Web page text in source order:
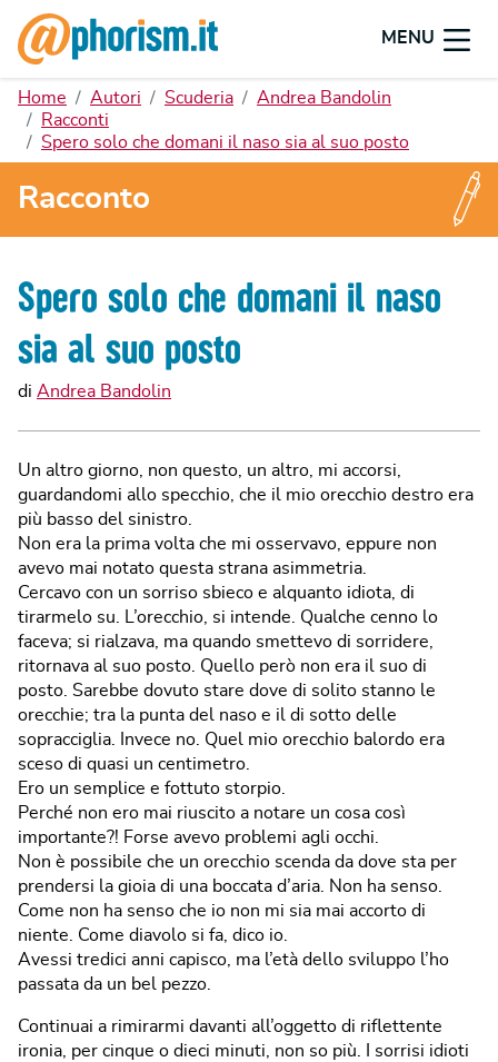
MENU
Home Autori Scuderia
Andrea Bandolin
Racconti
Spero solo che domani il naso sia al suo posto
Racconto
Spero solo che domani il naso
sia al suo posto
di Andrea Bandolin
Un altro giorno, non questo, un altro, mi accorsi,
guardandomi allo specchio, che il mio orecchio destro era
più basso del sinistro.
Non era la prima volta che mi osservavo, eppure non
avevo mai notato questa strana asimmetria.
Cercavo con un sorriso sbieco e alquanto idiota, di
tirarmelo su. L’orecchio, si intende. Qualche cenno lo
faceva; si rialzava, ma quando smettevo di sorridere,
ritornava al suo posto. Quello però non era il suo di
posto. Sarebbe dovuto stare dove di solito stanno le
orecchie; tra la punta del naso e il di sotto delle
sopracciglia. Invece no. Quel mio orecchio balordo era
sceso di quasi un centimetro.
Ero un semplice e fottuto storpio.
Perché non ero mai riuscito a notare un cosa così
importante?! Forse avevo problemi agli occhi.
Non è possibile che un orecchio scenda da dove sta per
prendersi la gioia di una boccata d’aria. Non ha senso.
Come non ha senso che io non mi sia mai accorto di
niente. Come diavolo si fa, dico io.
Avessi tredici anni capisco, ma l’età dello sviluppo l’ho
passata da un bel pezzo.
Continuai a rimirarmi davanti all’oggetto di riflettente
ironia, per cinque o dieci minuti, non so più. I sorrisi idioti